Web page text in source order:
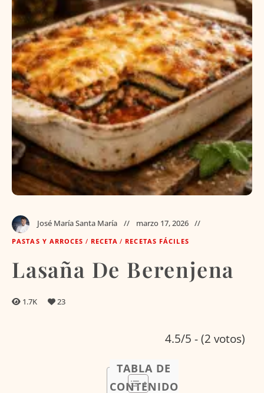
José María Santa María marzo 17, 2026
PASTAS Y ARROCES / RECETA / RECETAS FÁCILES
Lasaña De Berenjena
1.7K 23
4.5/5 - (2 votos)
TABLA DE
CONTENIDO